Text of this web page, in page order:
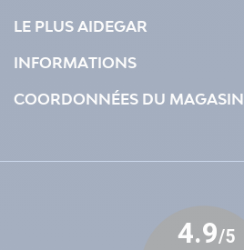
LE PLUS AIDEGAR
INFORMATIONS
COORDONNÉES DU MAGASIN